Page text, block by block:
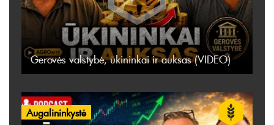
Gerovės valstybė, ūkininkai ir auksas (VIDEO)
Augalininkystė